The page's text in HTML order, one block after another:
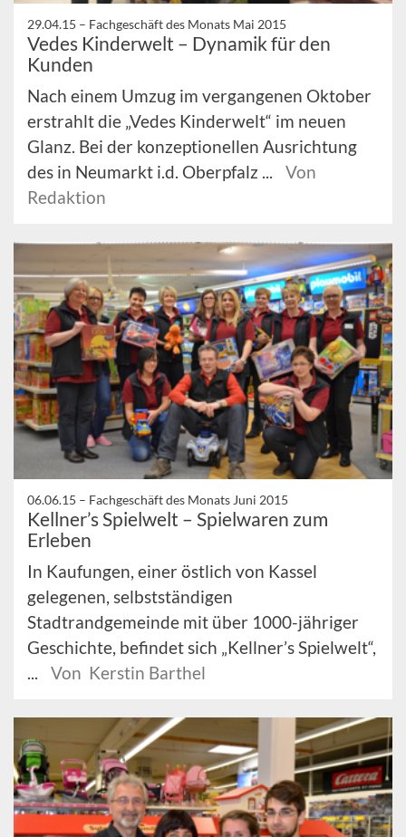
29.04.15 – Fachgeschäft des Monats Mai 2015
Vedes Kinderwelt – Dynamik für den
Kunden
Nach einem Umzug im vergangenen Oktober
erstrahlt die „Vedes Kinderwelt“ im neuen
Glanz. Bei der konzeptionellen Ausrichtung
des in Neumarkt i.d. Oberpfalz ...
Von
Redaktion
06.06.15 – Fachgeschäft des Monats Juni 2015
Kellner’s Spielwelt – Spielwaren zum
Erleben
In Kaufungen, einer östlich von Kassel
gelegenen, selbstständigen
Stadtrandgemeinde mit über 1000-jähriger
Geschichte, befindet sich „Kellner’s Spielwelt“,
...
Von Kerstin Barthel